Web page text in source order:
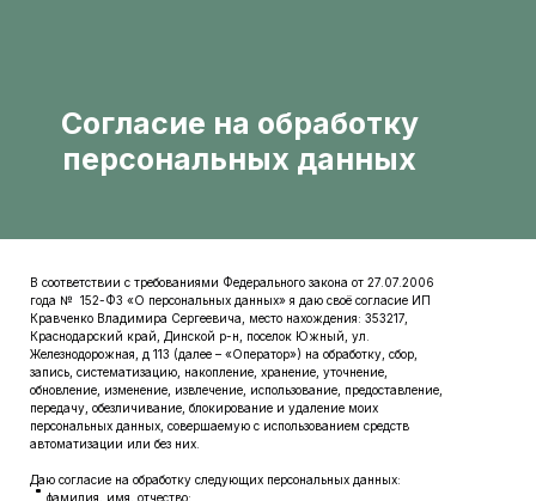
Согласие на обработку
персональных данных
В соответствии с требованиями Федерального закона от 27.07.2006
года № 152-ФЗ «О персональных данных» я даю своё согласие ИП
Кравченко Владимира Сергеевича, место нахождения: 353217,
Краснодарский край, Динской р-н, поселок Южный, ул.
Железнодорожная, д 113 (далее – «Оператор») на обработку, сбор,
запись, систематизацию, накопление, хранение, уточнение,
обновление, изменение, извлечение, использование, предоставление,
передачу, обезличивание, блокирование и удаление моих
персональных данных, совершаемую с использованием средств
автоматизации или без них.
Даю согласие на обработку следующих персональных данных:
фамилия, имя, отчество;